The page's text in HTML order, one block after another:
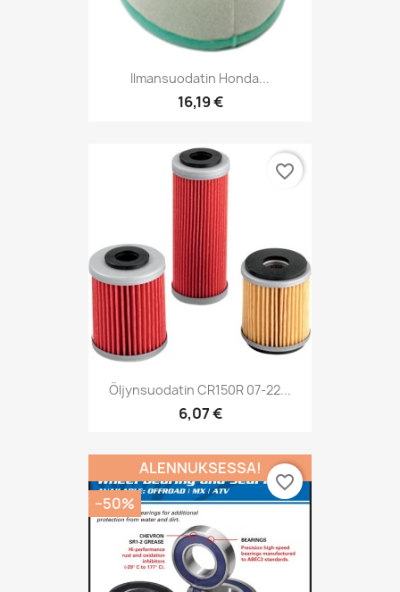
Ilmansuodatin Honda...
16,19 €
Öljynsuodatin CR150R 07-22...
6,07 €
favorite_border
ALENNUKSESSA!
−50%
favorite_border